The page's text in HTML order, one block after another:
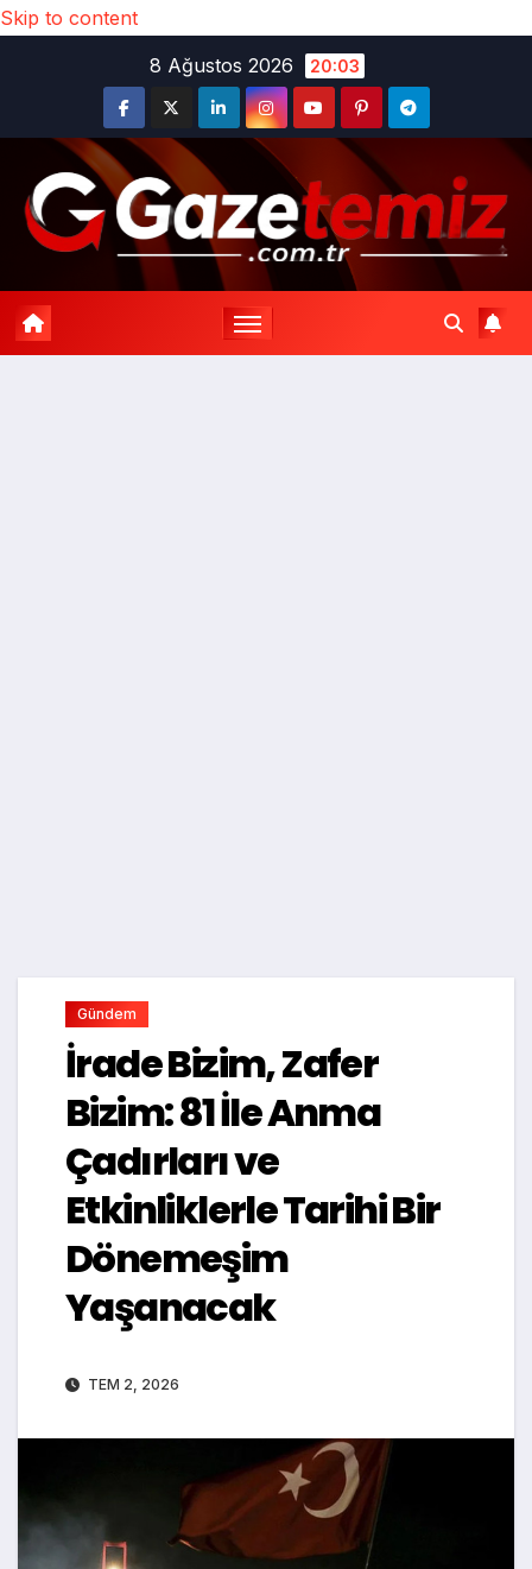
Skip to content
8 Ağustos 2026
20:03
Gündem
İrade Bizim, Zafer
Bizim: 81 İle Anma
Çadırları ve
Etkinliklerle Tarihi Bir
Dönemeşim
Yaşanacak
TEM 2, 2026